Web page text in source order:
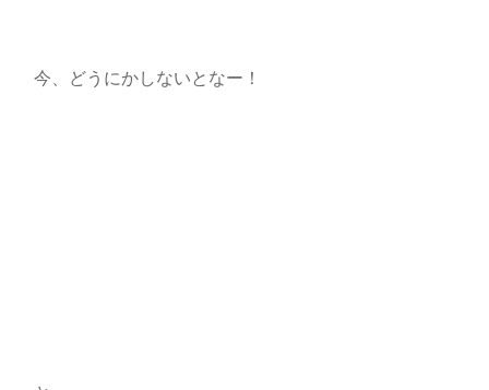
今、どうにかしないとなー！